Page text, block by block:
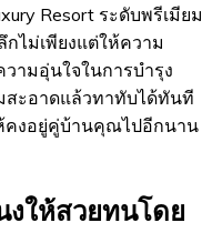
Resort ระดับพรีเมียม
ไม่เพียงแต่ให้ความ
ามอุ่นใจในการบำรุง
สะอาดแล้วทาทับได้ทันที
คงอยู่คู่บ้านคุณไปอีกนาน
ให้สวยทนโดย